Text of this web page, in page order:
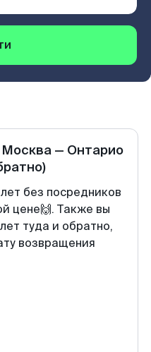
Москва — Онтарио
без посредников
цене🙌. Также вы
туда и обратно,
возвращения